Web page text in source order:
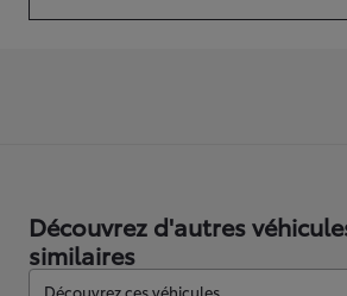
Découvrez d'autres
similaires
Découvrez ces véhicules